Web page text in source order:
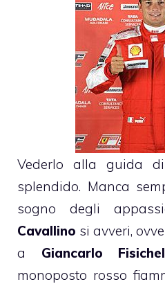
Vederlo alla guida
splendido. Manca
sogno degli
Cavallino si avveri,
a Giancarlo
monoposto rosso